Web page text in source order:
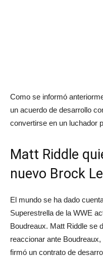
Como se informó
un acuerdo de desarrollo
convertirse en un luchador
Matt Riddle
nuevo Brock
El mundo se ha dado
Superestrella de la WWE
Boudreaux. Matt Riddle se
reaccionar ante
firmó un contrato de